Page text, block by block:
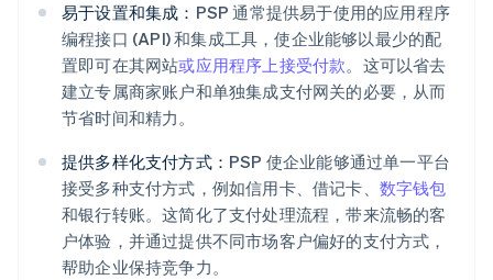
易于设置和集成： PSP 通常提供易于使用的应用程序
编程接口 (API) 和集成工具，使企业能够以最少的配
置即可在其网站或应用程序上接受付款。这可以省去
建立专属商家账户和单独集成支付网关的必要，从而
节省时间和精力。
提供多样化支付方式： PSP 使企业能够通过单一平台
接受多种支付方式，例如信用卡、借记卡、 数字钱包
和银行转账。这简化了支付处理流程，带来流畅的客
户体验，并通过提供不同市场客户偏好的支付方式，
帮助企业保持竞争力。